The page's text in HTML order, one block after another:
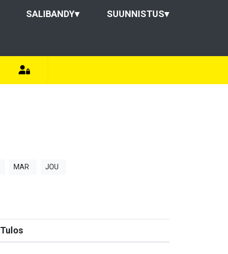
SALIBANDY▾ SUUNNISTUS▾
MAR JOU
Tulos